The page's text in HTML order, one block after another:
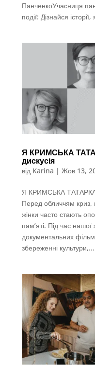
ПанченкоУчасниця
події: Дізнайся історії,
Я КРИМСЬКА
дискусія
від Karina | Жов 13,
Я КРИМСЬКА ТАТАРКА:
Перед обличчям криз,
жінки часто стають
пам’яті. Під час нашої
документальних
збереженні культури,...